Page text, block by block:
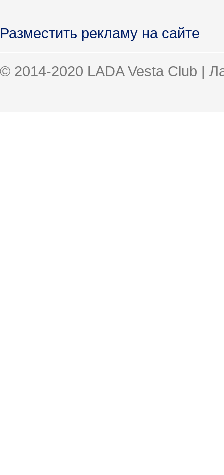
Разместить рекламу на сайте
© 2014-2020 LADA Vesta Club |